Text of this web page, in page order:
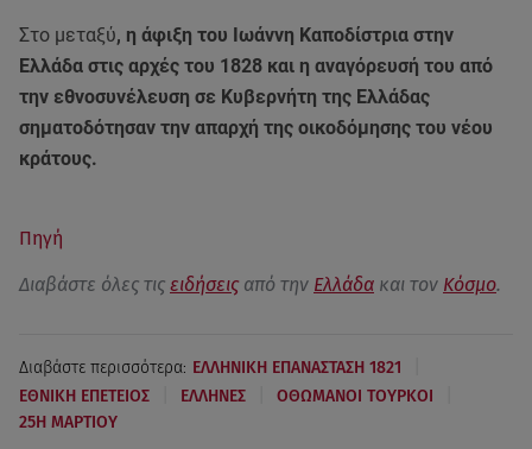
Στο μεταξύ, η άφιξη του Ιωάννη Καποδίστρια στην
Ελλάδα στις αρχές του 1828 και η αναγόρευσή του από
την εθνοσυνέλευση σε Κυβερνήτη της Ελλάδας
σηματοδότησαν την απαρχή της οικοδόμησης του νέου
κράτους.
Πηγή
Διαβάστε όλες τις ειδήσεις από την Ελλάδα και τον Κόσμο.
Διαβάστε περισσότερα: ΕΛΛΗΝΙΚΗ ΕΠΑΝΑΣΤΑΣΗ 1821
ΕΘΝΙΚΗ ΕΠΕΤΕΙΟΣ ΕΛΛΗΝΕΣ ΟΘΩΜΑΝΟΙ ΤΟΥΡΚΟΙ
25Η ΜΑΡΤΙΟΥ